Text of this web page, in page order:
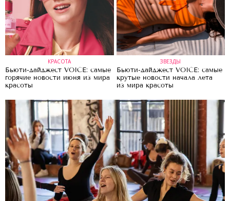
КРАСОТА
Бьюти-дайджест VOICE: самые
горячие новости июня из мира
красоты
ЗВЕЗДЫ
Бьюти-дайджест VOICE: самые
крутые новости начала лета
из мира красоты